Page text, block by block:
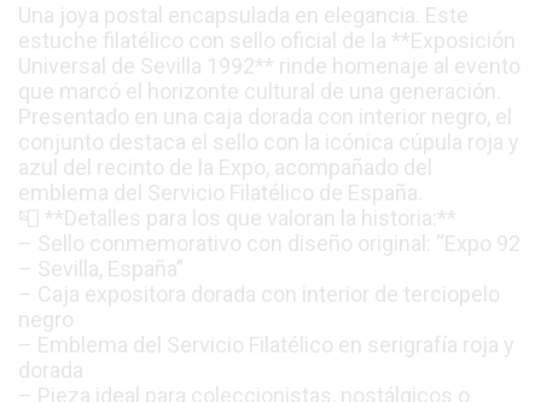
Una joya postal encapsulada en elegancia. Este
estuche filatélico con sello oficial de la **Exposición
Universal de Sevilla 1992** rinde homenaje al evento
que marcó el horizonte cultural de una generación.
Presentado en una caja dorada con interior negro, el
conjunto destaca el sello con la icónica cúpula roja y
azul del recinto de la Expo, acompañado del
emblema del Servicio Filatélico de España.
📮 **Detalles para los que valoran la historia:**
– Sello conmemorativo con diseño original: “Expo 92
– Sevilla, España”
– Caja expositora dorada con interior de terciopelo
negro
– Emblema del Servicio Filatélico en serigrafía roja y
dorada
– Pieza ideal para coleccionistas, nostálgicos o